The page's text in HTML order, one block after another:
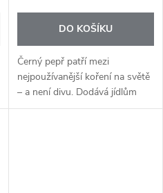
DO KOŠÍKU
Černý pepř patří mezi
nejpoužívanější koření na světě
– a není divu. Dodává jídlům
hloubku, lehkou pikantnost a